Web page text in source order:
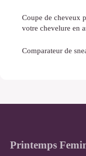
Coupe de cheveux
votre chevelure en
Comparateur de
Printemps